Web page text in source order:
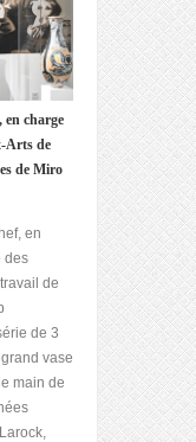
en charge
Arts de
de Miro
en
des
de
de 3
vase
main de